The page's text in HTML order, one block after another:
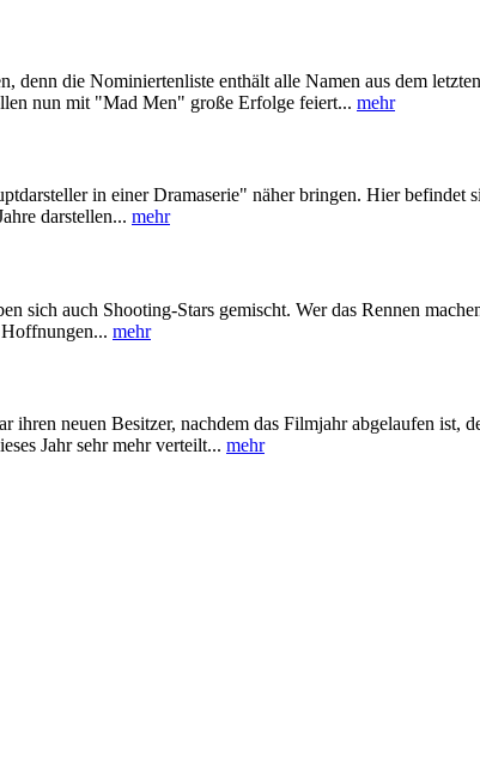
die Nominiertenliste enthält alle Namen aus dem
nun mit "Mad Men" große Erfolge feiert... mehr
in einer Dramaserie" näher bringen. Hier befindet
darstellen... mehr
sich auch Shooting-Stars gemischt. Wer das Rennen
mehr
neuen Besitzer, nachdem das Filmjahr abgelaufen ist,
Jahr sehr mehr verteilt... mehr